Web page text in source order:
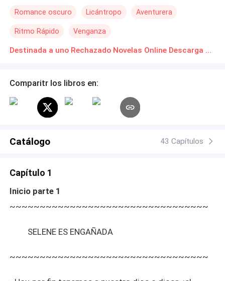
"No tengo otra opción" - piensa y se gira, Occisor deja de
corre delante de él. "No es una omega, las cicatrices
deben ser de batallas que ha ganado, pero ese pelaje,
pensativo y sonríe, para Occisor esa será una cacería
Romance oscuro Licántropo Aventurera
Ritmo Rápido Venganza
Destinada a uno Rechazado Novelas Online Descarga gratuita de PDF
Comparitr los libros en:
Catálogo 43 Capítulos
Capítulo 1
Inicio parte 1
~~~~~~~~~~~~~~~~~~~~~~~~~~~~~~~~~
SELENE ES ENGAÑADA
~~~~~~~~~~~~~~~~~~~~~~~~~~~~~~~~~